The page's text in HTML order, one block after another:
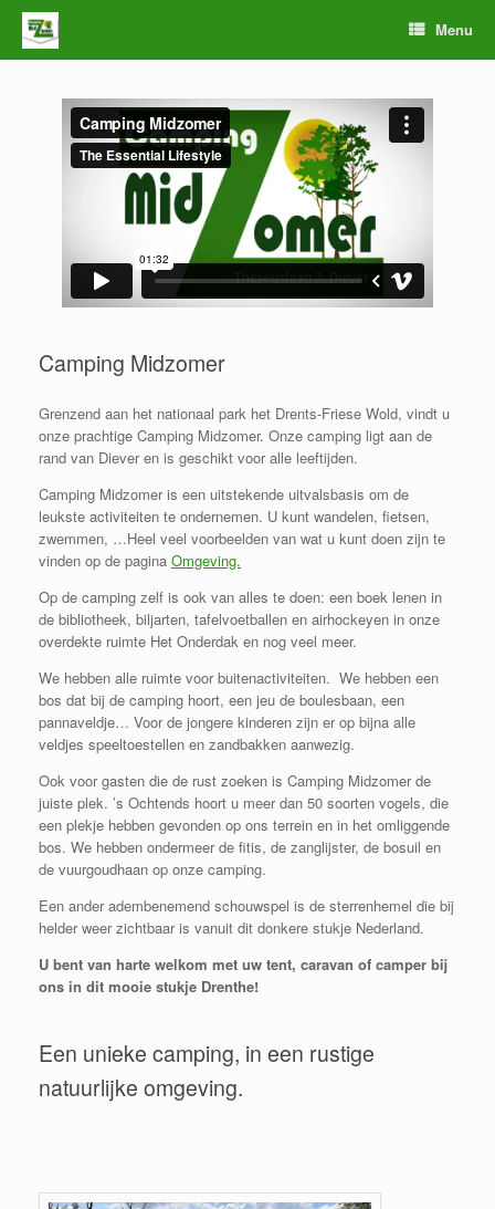
Menu
Camping Midzomer
Grenzend aan het nationaal park het Drents-Friese Wold, vindt u
onze prachtige Camping Midzomer. Onze camping ligt aan de
rand van Diever en is geschikt voor alle leeftijden.
Camping Midzomer is een uitstekende uitvalsbasis om de
leukste activiteiten te ondernemen. U kunt wandelen, fietsen,
zwemmen, …Heel veel voorbeelden van wat u kunt doen zijn te
vinden op de pagina Omgeving.
Op de camping zelf is ook van alles te doen: een boek lenen in
de bibliotheek, biljarten, tafelvoetballen en airhockeyen in onze
overdekte ruimte Het Onderdak en nog veel meer.
We hebben alle ruimte voor buitenactiviteiten. We hebben een
bos dat bij de camping hoort, een jeu de boulesbaan, een
pannaveldje… Voor de jongere kinderen zijn er op bijna alle
veldjes speeltoestellen en zandbakken aanwezig.
Ook voor gasten die de rust zoeken is Camping Midzomer de
juiste plek. ’s Ochtends hoort u meer dan 50 soorten vogels, die
een plekje hebben gevonden op ons terrein en in het omliggende
bos. We hebben ondermeer de fitis, de zanglijster, de bosuil en
de vuurgoudhaan op onze camping.
Een ander adembenemend schouwspel is de sterrenhemel die bij
helder weer zichtbaar is vanuit dit donkere stukje Nederland.
U bent van harte welkom met uw tent, caravan of camper bij
ons in dit mooie stukje Drenthe!
Een unieke camping, in een rustige
natuurlijke omgeving.